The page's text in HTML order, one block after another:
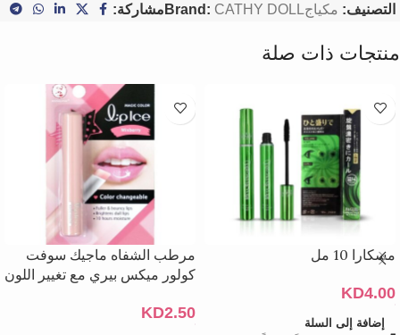
التصنيف: مكياج Brand: CATHY DOLL مشاركة:
منتجات ذات صلة
مسكارا 10 مل
KD4.00
إضافة إلى السلة
مرطب الشفاه ماجيك سوفت
كولور ميكس بيري مع تغيير اللون
KD2.50